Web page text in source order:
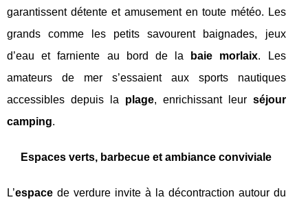
garantissent détente et amusement en toute météo. Les
grands comme les petits savourent baignades, jeux
d’eau et farniente au bord de la
baie morlaix. Les
amateurs de mer s’essaient aux sports nautiques
accessibles depuis la plage, enrichissant leur séjour
camping.
Espaces verts, barbecue et ambiance conviviale
L’espace de verdure invite à la décontraction autour du